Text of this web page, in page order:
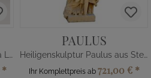
Marmorguss Statue Madonna Lourdes
*
PAULUS
Heiligenskulptur Paulus aus Steinguss
Ihr Komplettpreis ab 721,00 € *